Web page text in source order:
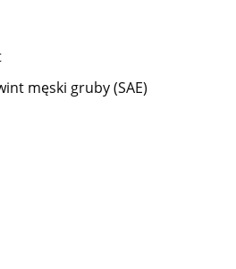
męski gruby (SAE)